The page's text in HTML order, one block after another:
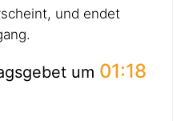
und endet
um 01:18